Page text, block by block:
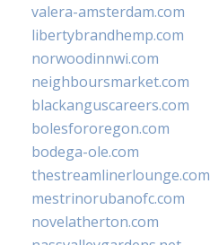
valera-amsterdam.com
libertybrandhemp.com
norwoodinnwi.com
neighboursmarket.com
blackanguscareers.com
bolesfororegon.com
bodega-ole.com
thestreamlinerlounge.com
mestrinorubanofc.com
novelatherton.com